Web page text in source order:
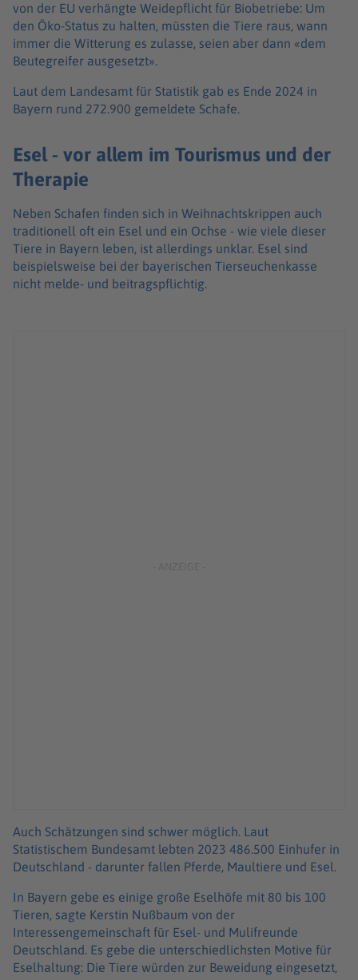
von der EU verhängte Weidepflicht für Biobetriebe: Um
den Öko-Status zu halten, müssten die Tiere raus, wann
immer die Witterung es zulasse, seien aber dann «dem
Beutegreifer ausgesetzt».
Laut dem Landesamt für Statistik gab es Ende 2024 in
Bayern rund 272.900 gemeldete Schafe.
Esel - vor allem im Tourismus und der
Therapie
Neben Schafen finden sich in Weihnachtskrippen auch
traditionell oft ein Esel und ein Ochse - wie viele dieser
Tiere in Bayern leben, ist allerdings unklar. Esel sind
beispielsweise bei der bayerischen Tierseuchenkasse
nicht melde- und beitragspflichtig.
Auch Schätzungen sind schwer möglich. Laut
Statistischem Bundesamt lebten 2023 486.500 Einhufer in
Deutschland - darunter fallen Pferde, Maultiere und Esel.
In Bayern gebe es einige große Eselhöfe mit 80 bis 100
Tieren, sagte Kerstin Nußbaum von der
Interessengemeinschaft für Esel- und Mulifreunde
Deutschland. Es gebe die unterschiedlichsten Motive für
Eselhaltung: Die Tiere würden zur Beweidung eingesetzt,